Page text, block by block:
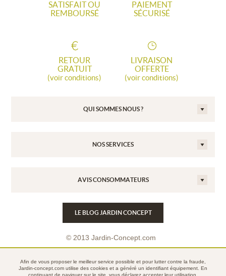
SATISFAIT OU
REMBOURSÉ
PAIEMENT
SÉCURISÉ
RETOUR
GRATUIT
(voir conditions)
LIVRAISON
OFFERTE
(voir conditions)
QUI SOMMES NOUS ?
NOS SERVICES
AVIS CONSOMMATEURS
LE BLOG JARDIN CONCEPT
© 2013 Jardin-Concept.com
Mentions légales
Afin de vous proposer le meilleur service possible et pour lutter contre la fraude,
Jardin-concept.com utilise des cookies et a généré un identifiant équipement. En
continuant de naviguer sur le site, vous déclarez accepter leur utilisation.